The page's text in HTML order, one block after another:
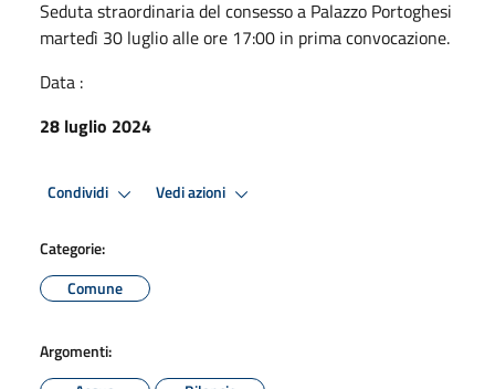
Seduta straordinaria del consesso a Palazzo Portoghesi
martedì 30 luglio alle ore 17:00 in prima convocazione.
Data :
28 luglio 2024
Condividi Vedi azioni
Categorie:
Comune
Argomenti: